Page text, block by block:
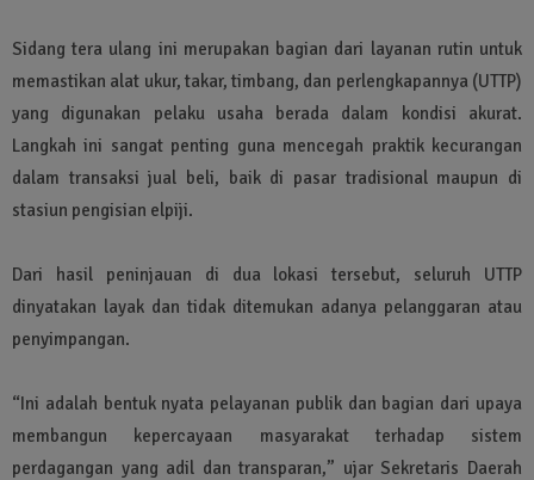
Sidang tera ulang ini merupakan bagian dari layanan rutin untuk
memastikan alat ukur, takar, timbang, dan perlengkapannya (UTTP)
yang digunakan pelaku usaha berada dalam kondisi akurat.
Langkah ini sangat penting guna mencegah praktik kecurangan
dalam transaksi jual beli, baik di pasar tradisional maupun di
stasiun pengisian elpiji.
Dari hasil peninjauan di dua lokasi tersebut, seluruh UTTP
dinyatakan layak dan tidak ditemukan adanya pelanggaran atau
penyimpangan.
“Ini adalah bentuk nyata pelayanan publik dan bagian dari upaya
membangun kepercayaan masyarakat terhadap sistem
perdagangan yang adil dan transparan,” ujar Sekretaris Daerah